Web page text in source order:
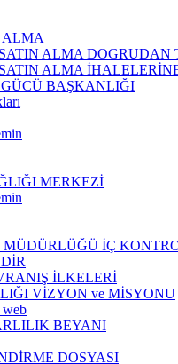
ALMA
ALMA
ALMA
BAŞKANLIĞI
MERKEZİ
İÇ
İLKELERİ
VİZYON ve MİSYONU
BEYANI
DOSYASI